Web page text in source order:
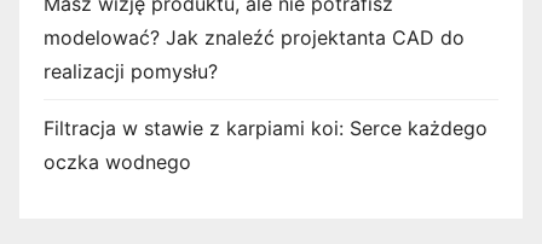
modelować? Jak znaleźć projektanta CAD do
realizacji pomysłu?
Filtracja w stawie z karpiami koi: Serce każdego
oczka wodnego